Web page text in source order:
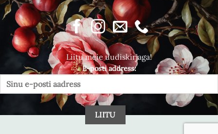
Liitu meie uudiskirjaga!
E-posti address: